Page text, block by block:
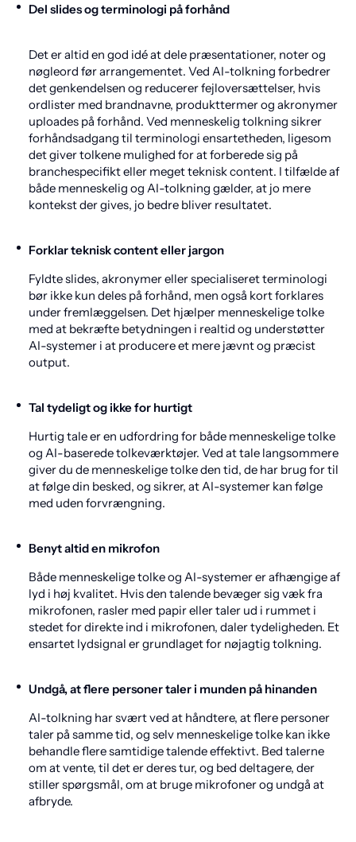
Del slides og terminologi på forhånd
Det er altid en god idé at dele præsentationer, noter og
nøgleord før arrangementet. Ved AI-tolkning forbedrer
det genkendelsen og reducerer fejloversættelser, hvis
ordlister med brandnavne, produkttermer og akronymer
uploades på forhånd. Ved menneskelig tolkning sikrer
forhåndsadgang til terminologi ensartetheden, ligesom
det giver tolkene mulighed for at forberede sig på
branchespecifikt eller meget teknisk content. I tilfælde af
både menneskelig og AI-tolkning gælder, at jo mere
kontekst der gives, jo bedre bliver resultatet.
Forklar teknisk content eller jargon
Fyldte slides, akronymer eller specialiseret terminologi
bør ikke kun deles på forhånd, men også kort forklares
under fremlæggelsen. Det hjælper menneskelige tolke
med at bekræfte betydningen i realtid og understøtter
AI-systemer i at producere et mere jævnt og præcist
output.
Tal tydeligt og ikke for hurtigt
Hurtig tale er en udfordring for både menneskelige tolke
og AI-baserede tolkeværktøjer. Ved at tale langsommere
giver du de menneskelige tolke den tid, de har brug for til
at følge din besked, og sikrer, at AI-systemer kan følge
med uden forvrængning.
Benyt altid en mikrofon
Både menneskelige tolke og AI-systemer er afhængige af
lyd i høj kvalitet. Hvis den talende bevæger sig væk fra
mikrofonen, rasler med papir eller taler ud i rummet i
stedet for direkte ind i mikrofonen, daler tydeligheden. Et
ensartet lydsignal er grundlaget for nøjagtig tolkning.
Undgå, at flere personer taler i munden på hinanden
AI-tolkning har svært ved at håndtere, at flere personer
taler på samme tid, og selv menneskelige tolke kan ikke
behandle flere samtidige talende effektivt. Bed talerne
om at vente, til det er deres tur, og bed deltagere, der
stiller spørgsmål, om at bruge mikrofoner og undgå at
afbryde.